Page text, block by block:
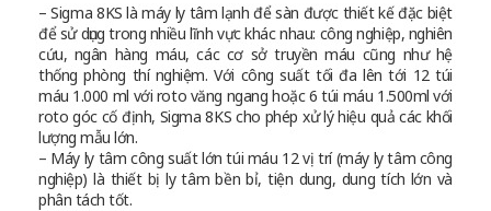
– Sigma 8KS là máy ly tâm lạnh để sàn được thiết kế đặc biệt
để sử dụng trong nhiều lĩnh vực khác nhau: công nghiệp, nghiên
cứu, ngân hàng máu, các cơ sở truyền máu cũng như hệ
thống phòng thí nghiệm. Với công suất tối đa lên tới 12 túi
máu 1.000 ml với roto văng ngang hoặc 6 túi máu 1.500ml với
roto góc cố định, Sigma 8KS cho phép xử lý hiệu quả các khối
lượng mẫu lớn.
– Máy ly tâm công suất lớn túi máu 12 vị trí (máy ly tâm công
nghiệp) là thiết bị ly tâm bền bỉ, tiện dung, dung tích lớn và
phân tách tốt.